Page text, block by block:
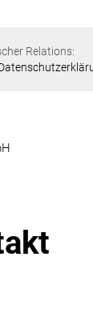
Relations: